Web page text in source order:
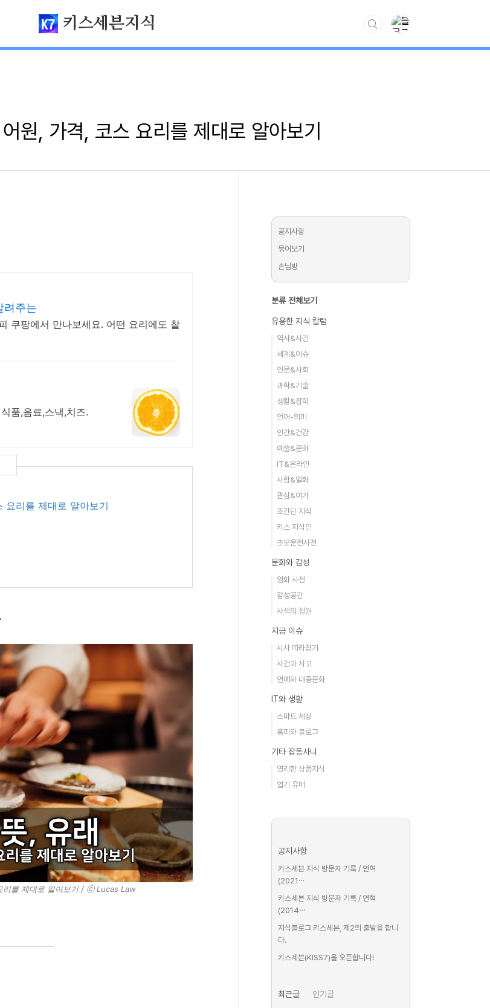
키스세븐지식
원, 가격, 코스 요리를 제대로 알아보기
려주는
쿠팡에서 만나보세요. 어떤 요리에도 찰
품,음료,스낵,치즈.
요리를 제대로 알아보기
리를 제대로 알아보기 / ⓒ Lucas Law
공지사항
묶어보기
손님방
분류 전체보기
유용한 지식 칼럼
역사&사건
세계&이슈
인문&사회
과학&기술
생활&잡학
언어-의미
인간&건강
예술&문화
IT&온라인
사람&일화
관심&여가
초간단 지식
키스 지식인
초보운전사전
문화와 감성
영화 사전
감성공간
사색의 정원
지금 이슈
시사 따라잡기
사건과 사고
연예와 대중문화
IT와 생활
스마트 세상
홈피와 블로그
기타 잡동사니
영리한 상품지식
엽기 유머
공지사항
키스세븐 지식 방문자 기록 / 연혁
(2021⋯
키스세븐 지식 방문자 기록 / 연혁
(2014⋯
지식블로그 키스세븐, 제2의 출발을 합니
다.
키스세븐(KISS7)을 오픈합니다!
최근글 인기글